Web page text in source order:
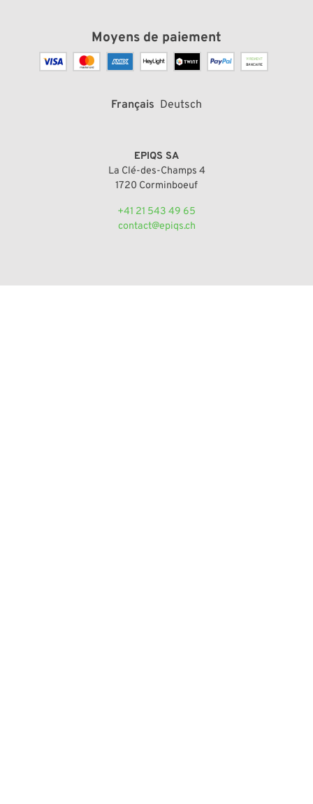
Moyens de paiement
Français Deutsch
EPIQS SA
La Clé-des-Champs 4
1720 Corminboeuf
+41 21 543 49 65
contact@epiqs.ch